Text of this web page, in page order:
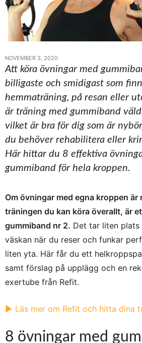
NOVEMBER 3, 2020
Att köra övningar med
billigaste och smidigast som
hemmaträning, på resan eller
är träning med gummiband
vilket är bra för dig som är
du behöver rehabilitera eller
Här hittar du 8 effektiva
gummiband för hela kroppen.
Om övningar med egna kroppen är
träningen du kan köra överallt, är
gummiband nr 2. Det tar liten plats
väskan när du reser och funkar
liten yta. Här får du ett
samt förslag på upplägg och en
exertube från Refit.
▶︎ Läs mer om Refit och hitta dina
8 övningar med